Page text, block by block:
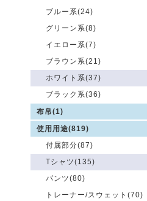
ブルー系(24)
グリーン系(8)
イエロー系(7)
ブラウン系(21)
ホワイト系(37)
ブラック系(36)
布帛(1)
使用用途(819)
付属部分(87)
Tシャツ(135)
パンツ(80)
トレーナー/スウェット(70)